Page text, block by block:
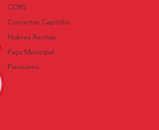
CORS
Concertos Capitólio
Nobres Recitais
Paço Municipal
Pianíssimo